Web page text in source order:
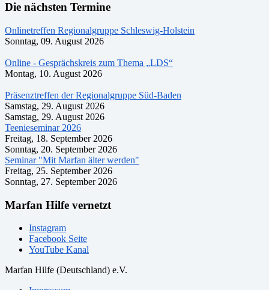
Die nächsten Termine
Onlinetreffen Regionalgruppe Schleswig-Holstein
Sonntag, 09. August 2026
Online - Gesprächskreis zum Thema „LDS“
Montag, 10. August 2026
Präsenztreffen der Regionalgruppe Süd-Baden
Samstag, 29. August 2026
Samstag, 29. August 2026
Teenieseminar 2026
Freitag, 18. September 2026
Sonntag, 20. September 2026
Seminar "Mit Marfan älter werden"
Freitag, 25. September 2026
Sonntag, 27. September 2026
Marfan Hilfe vernetzt
Instagram
Facebook Seite
YouTube Kanal
Marfan Hilfe (Deutschland) e.V.